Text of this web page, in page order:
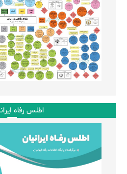
اطلس رفاه